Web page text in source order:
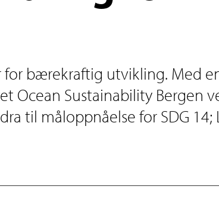
for bærekraftig utvikling. Med
Ocean Sustainability Bergen
til måloppnåelse for SDG 14;